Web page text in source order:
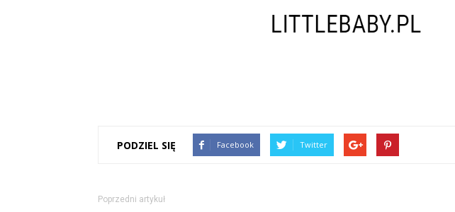
PODZIEL SIĘ Facebook Twitter
Poprzedni artykuł